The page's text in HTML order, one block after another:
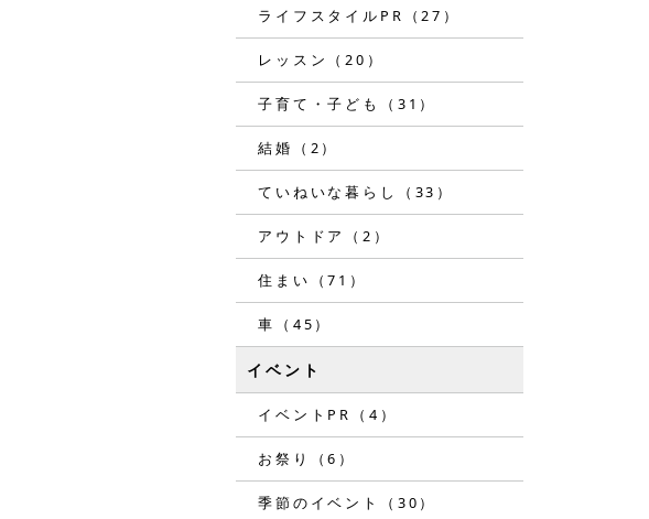
ライフスタイルPR（27）
レッスン（20）
子育て・子ども（31）
結婚（2）
ていねいな暮らし（33）
アウトドア（2）
住まい（71）
車（45）
イベント
イベントPR（4）
お祭り（6）
季節のイベント（30）